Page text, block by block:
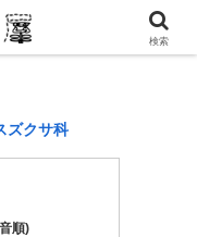
ズクサ科
順)
検索